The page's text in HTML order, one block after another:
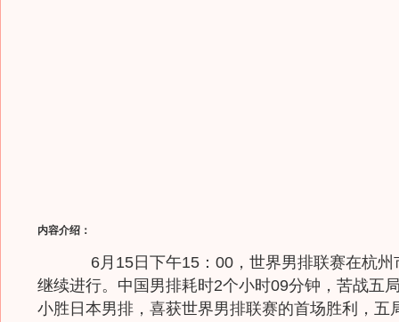
内容介绍：
6月15日下午15：00，世界男排联赛在杭州
继续进行。中国男排耗时2个小时09分钟，苦战五
小胜日本男排，喜获世界男排联赛的首场胜利，五